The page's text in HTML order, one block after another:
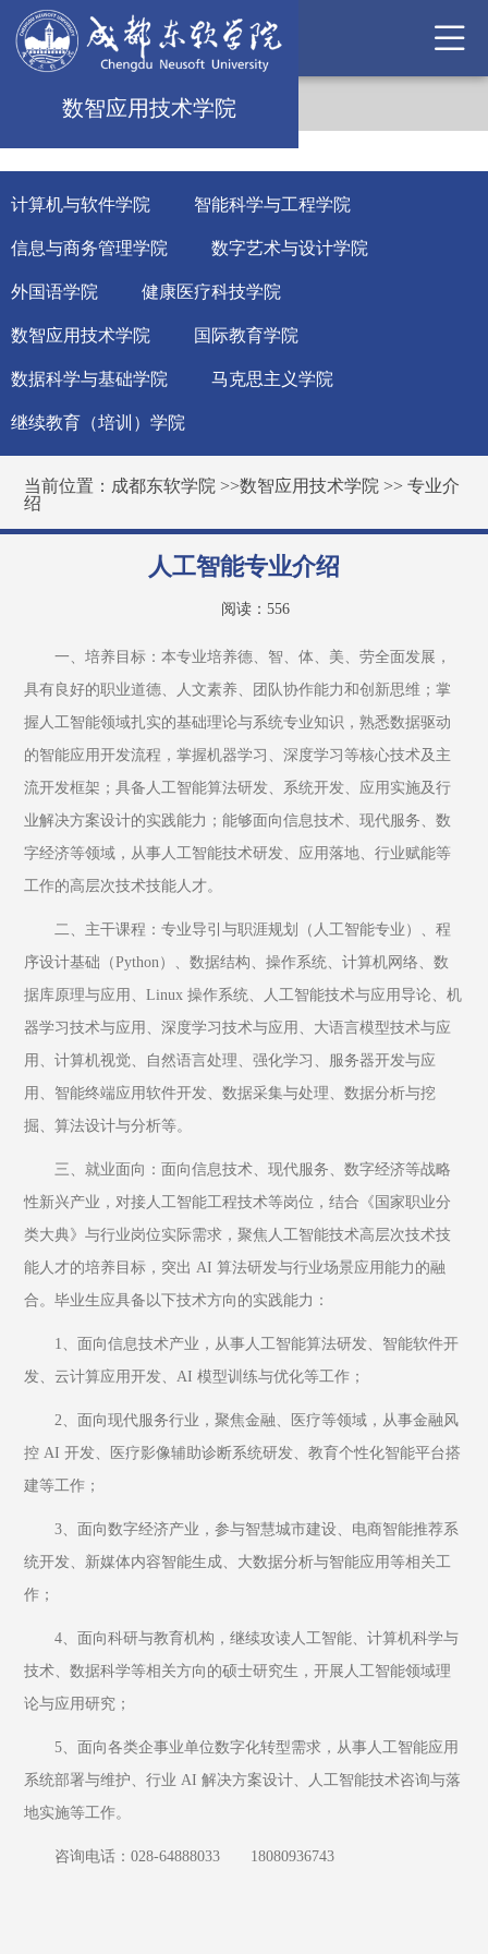
数智应用技术学院
计算机与软件学院 智能科学与工程学院
信息与商务管理学院 数字艺术与设计学院
外国语学院 健康医疗科技学院
数智应用技术学院 国际教育学院
数据科学与基础学院 马克思主义学院
继续教育（培训）学院
当前位置： 成都东软学院 >>数智应用技术学院 >>专业介
绍
人工智能专业介绍
阅读： 556
一、培养目标：本专业培养德、智、体、美、劳全面发展，
具有良好的职业道德、人文素养、团队协作能力和创新思维；掌
握人工智能领域扎实的基础理论与系统专业知识，熟悉数据驱动
的智能应用开发流程，掌握机器学习、深度学习等核心技术及主
流开发框架；具备人工智能算法研发、系统开发、应用实施及行
业解决方案设计的实践能力；能够面向信息技术、现代服务、数
字经济等领域，从事人工智能技术研发、应用落地、行业赋能等
工作的高层次技术技能人才。
二、主干课程：专业导引与职涯规划（人工智能专业）、程
序设计基础（Python）、数据结构、操作系统、计算机网络、数
据库原理与应用、Linux 操作系统、人工智能技术与应用导论、机
器学习技术与应用、深度学习技术与应用、大语言模型技术与应
用、计算机视觉、自然语言处理、强化学习、服务器开发与应
用、智能终端应用软件开发、数据采集与处理、数据分析与挖
掘、算法设计与分析等。
三、就业面向：面向信息技术、现代服务、数字经济等战略
性新兴产业，对接人工智能工程技术等岗位，结合《国家职业分
类大典》与行业岗位实际需求，聚焦人工智能技术高层次技术技
能人才的培养目标，突出 AI 算法研发与行业场景应用能力的融
合。毕业生应具备以下技术方向的实践能力：
1、面向信息技术产业，从事人工智能算法研发、智能软件开
发、云计算应用开发、AI 模型训练与优化等工作；
2、面向现代服务行业，聚焦金融、医疗等领域，从事金融风
控 AI 开发、医疗影像辅助诊断系统研发、教育个性化智能平台搭
建等工作；
3、面向数字经济产业，参与智慧城市建设、电商智能推荐系
统开发、新媒体内容智能生成、大数据分析与智能应用等相关工
作；
4、面向科研与教育机构，继续攻读人工智能、计算机科学与
技术、数据科学等相关方向的硕士研究生，开展人工智能领域理
论与应用研究；
5、面向各类企事业单位数字化转型需求，从事人工智能应用
系统部署与维护、行业 AI 解决方案设计、人工智能技术咨询与落
地实施等工作。
咨询电话：028-64888033       18080936743